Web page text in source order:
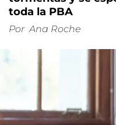
toda la PBA
Por Ana Roche